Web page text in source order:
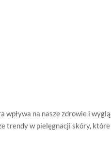
wpływa na nasze zdrowie i
trendy w pielęgnacji skóry, które